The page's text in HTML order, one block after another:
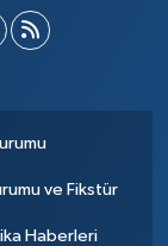
ve Fikstür
Haberleri